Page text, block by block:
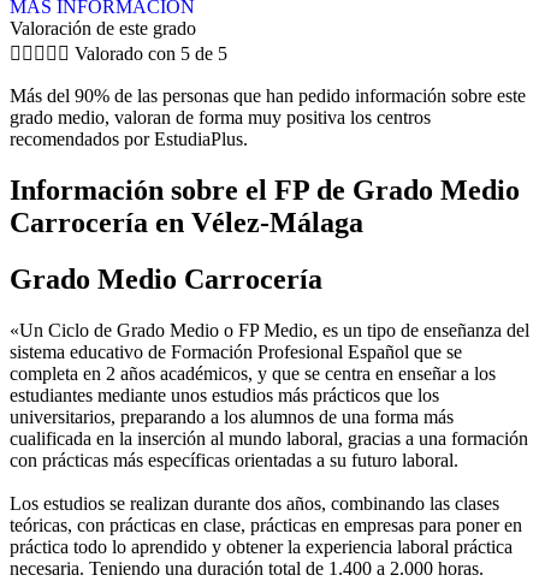
MÁS INFORMACIÓN
Valoración de este grado
     Valorado con 5 de 5
Más del 90% de las personas que han pedido información sobre este
grado medio, valoran de forma muy positiva los centros
recomendados por EstudiaPlus.
Información sobre el FP de Grado Medio
Carrocería en Vélez-Málaga
Grado Medio Carrocería
«Un Ciclo de Grado Medio o FP Medio, es un tipo de enseñanza del
sistema educativo de Formación Profesional Español que se
completa en 2 años académicos, y que se centra en enseñar a los
estudiantes mediante unos estudios más prácticos que los
universitarios, preparando a los alumnos de una forma más
cualificada en la inserción al mundo laboral, gracias a una formación
con prácticas más específicas orientadas a su futuro laboral.
Los estudios se realizan durante dos años, combinando las clases
teóricas, con prácticas en clase, prácticas en empresas para poner en
práctica todo lo aprendido y obtener la experiencia laboral práctica
necesaria. Teniendo una duración total de 1.400 a 2.000 horas.